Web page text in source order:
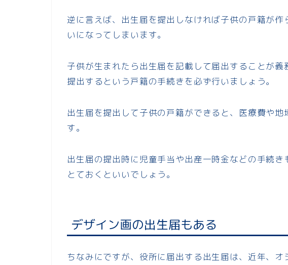
逆に言えば、出生届を提出しなければ子供の戸籍が
いになってしまいます。
子供が生まれたら出生届を記載して届出することが
提出するという戸籍の手続きを必ず行いましょう。
出生届を提出して子供の戸籍ができると、医療費や
す。
出生届の提出時に児童手当や出産一時金などの手続
とておくといいでしょう。
デザイン画の出生届もある
ちなみにですが、役所に届出する出生届は、近年、